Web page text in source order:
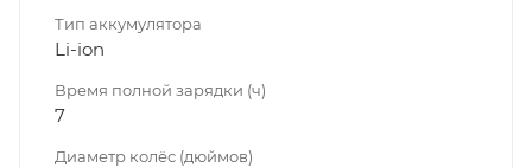
Тип аккумулятора
Li-ion
Время полной зарядки (ч)
7
Диаметр колёс (дюймов)